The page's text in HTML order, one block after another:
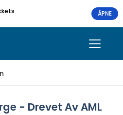
ÅPNE
- Drevet Av AML